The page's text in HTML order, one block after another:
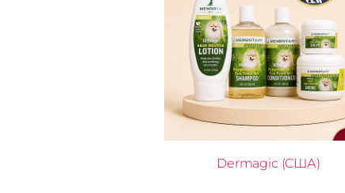
Dermagic (США)